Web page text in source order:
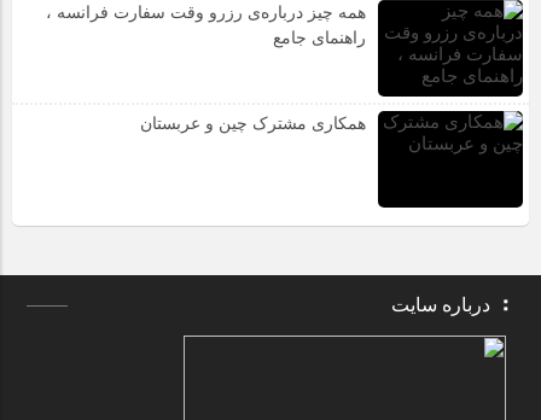
همه چیز درباره‌ی رزرو وقت سفارت فرانسه ،
راهنمای جامع
همکاری مشترک چین و عربستان
درباره سایت